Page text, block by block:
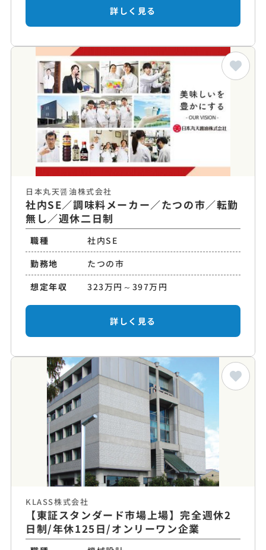
詳しく見る
日本丸天醤油株式会社
社内SE／調味料メーカー／たつの市／転勤
無し／週休二日制
職種
社内SE
勤務地
たつの市
想定年収
323万円～397万円
詳しく見る
KLASS株式会社
【東証スタンダード市場上場】完全週休2
日制/年休125日/オンリーワン企業